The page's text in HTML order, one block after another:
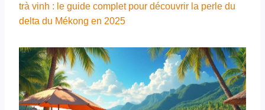
trà vinh : le guide complet pour découvrir la perle du
delta du Mékong en 2025